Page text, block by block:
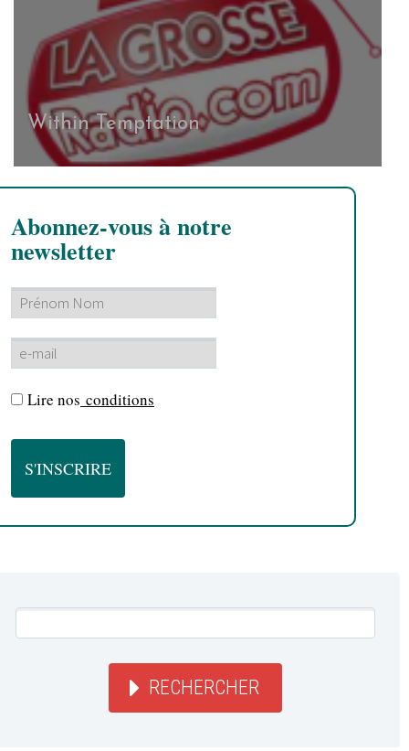
Within Temptation
Abonnez-vous à notre
newsletter
Lire nos conditions
RECHERCHER